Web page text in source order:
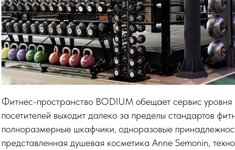
Фитнес-пространство BODIUM обещает сервис уровня
посетителей выходит далеко за пределы стандартов
полноразмерные шкафчики, одноразовые
представленная душевая косметика Anne Semonin,